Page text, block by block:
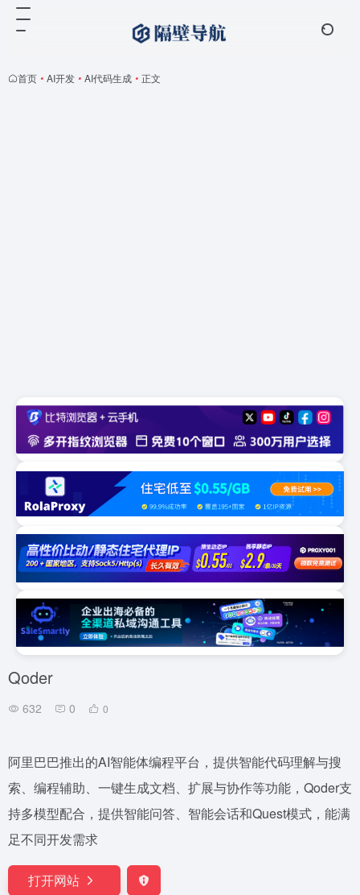
首页 • AI开发 • AI代码生成 • 正文
Qoder
632 0 0
阿里巴巴推出的AI智能体编程平台，提供智能代码理解与搜
索、编程辅助、一键生成文档、扩展与协作等功能，Qoder支
持多模型配合，提供智能问答、智能会话和Quest模式，能满
足不同开发需求
打开网站